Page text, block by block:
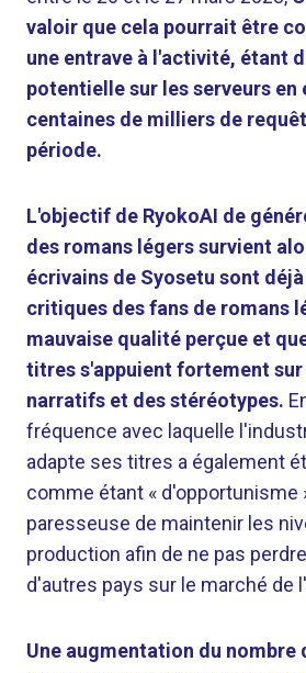
valoir que cela pourrait être
une entrave à l'activité, étant
potentielle sur les serveurs
centaines de milliers de
période.
L'objectif de RyokoAI de
des romans légers survient
écrivains de Syosetu sont
critiques des fans de romans
mauvaise qualité perçue et
titres s'appuient fortement
narratifs et des stéréotypes.
fréquence avec laquelle
adapte ses titres a également
comme étant « d'opportunisme
paresseuse de maintenir les
production afin de ne pas
d'autres pays sur le marché de
Une augmentation du nombre